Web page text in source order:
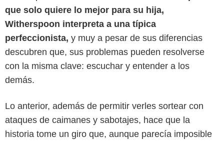
que solo quiere lo mejor para su hija,
Witherspoon interpreta a una típica
perfeccionista, y muy a pesar de sus diferencias
descubren que, sus problemas pueden resolverse
con la misma clave: escuchar y entender a los
demás.
Lo anterior, además de permitir verles sortear con
ataques de caimanes y sabotajes, hace que la
historia tome un giro que, aunque parecía imposible
Yahoo